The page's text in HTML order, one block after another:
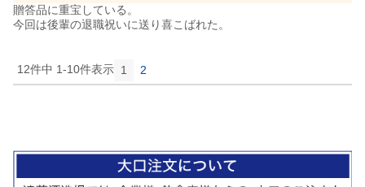
贈答品に重宝している。
今回は後輩の退職祝いに送り喜こばれた。
12件中 1-10件表示 1 2